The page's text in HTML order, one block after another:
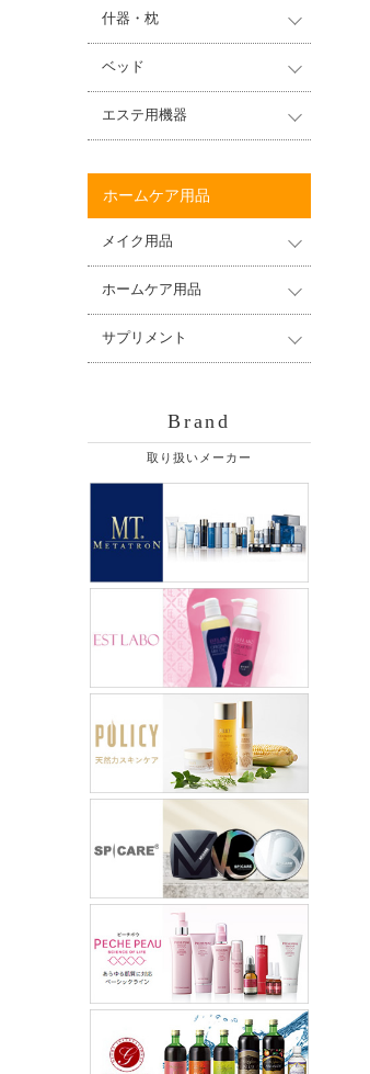
什器・枕
ベッド
エステ用機器
ホームケア用品
メイク用品
ホームケア用品
サプリメント
Brand
取り扱いメーカー